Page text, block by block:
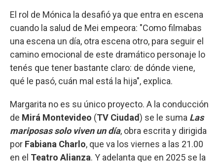
El rol de Mónica la desafió ya que entra en escena
cuando la salud de Mei empeora: "Como filmabas
una escena un día, otra escena otro, para seguir el
camino emocional de este dramático personaje lo
tenés que tener bastante claro: de dónde viene,
qué le pasó, cuán mal está la hija", explica.
Margarita no es su único proyecto. A la conducción
de Mirá Montevideo (TV Ciudad) se le suma Las
mariposas solo viven un día, obra escrita y dirigida
por Fabiana Charlo, que va los viernes a las 21.00
en el Teatro Alianza. Y adelanta que en 2025 se la